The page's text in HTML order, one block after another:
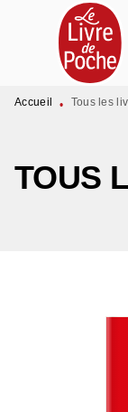
MENU
PIED DE PAGE
Accueil • Tous les
TOUS